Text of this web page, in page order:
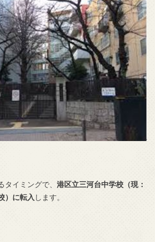
イミングで、 港区立三河台中学校（現：
）に転入 します。